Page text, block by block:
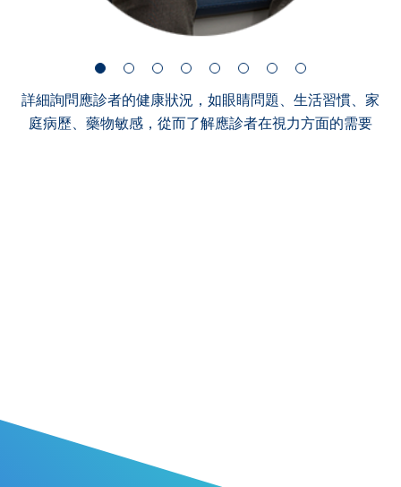
詳細詢問應診者的健康狀況，如眼睛問題、生活習慣、家
庭病歷、藥物敏感，從而了解應診者在視力方面的需要